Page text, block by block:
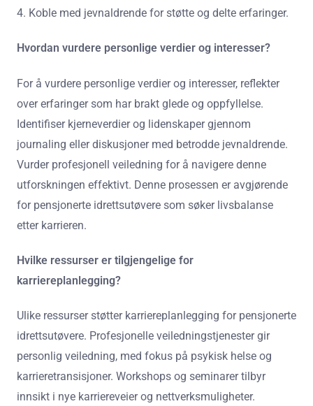
4. Koble med jevnaldrende for støtte og delte erfaringer.
Hvordan vurdere personlige verdier og interesser?
For å vurdere personlige verdier og interesser, reflekter
over erfaringer som har brakt glede og oppfyllelse.
Identifiser kjerneverdier og lidenskaper gjennom
journaling eller diskusjoner med betrodde jevnaldrende.
Vurder profesjonell veiledning for å navigere denne
utforskningen effektivt. Denne prosessen er avgjørende
for pensjonerte idrettsutøvere som søker livsbalanse
etter karrieren.
Hvilke ressurser er tilgjengelige for
karriereplanlegging?
Ulike ressurser støtter karriereplanlegging for pensjonerte
idrettsutøvere. Profesjonelle veiledningstjenester gir
personlig veiledning, med fokus på psykisk helse og
karrieretransisjoner. Workshops og seminarer tilbyr
innsikt i nye karriereveier og nettverksmuligheter.